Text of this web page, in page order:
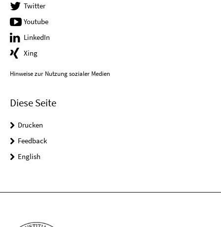
Twitter
Youtube
LinkedIn
Xing
Hinweise zur Nutzung sozialer Medien
Diese Seite
Drucken
Feedback
English